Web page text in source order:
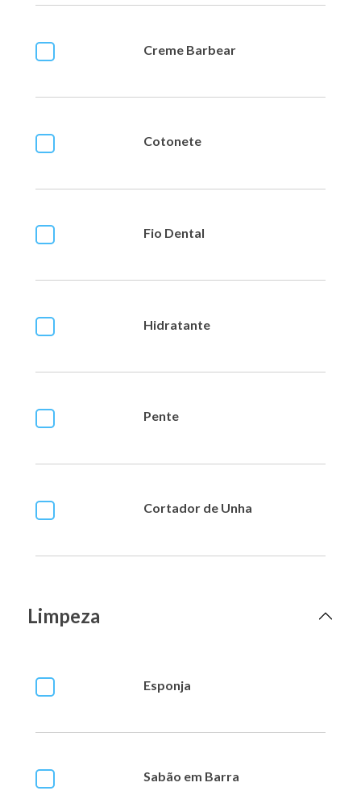
Creme Barbear
Cotonete
Fio Dental
Hidratante
Pente
Cortador de Unha
Limpeza
Esponja
Sabão em Barra